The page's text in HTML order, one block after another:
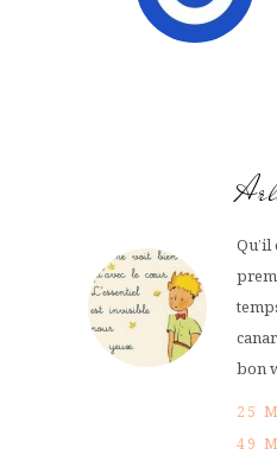
Qu’il
bon
25
49